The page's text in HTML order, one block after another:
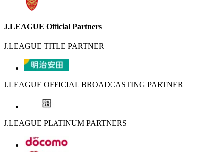
J.LEAGUE Official Partners
J.LEAGUE TITLE PARTNER
J.LEAGUE OFFICIAL BROADCASTING PARTNER
J.LEAGUE PLATINUM PARTNERS